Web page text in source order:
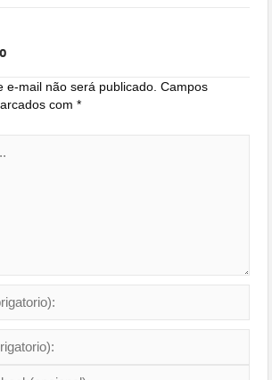
e-mail não será publicado. Campos
com*